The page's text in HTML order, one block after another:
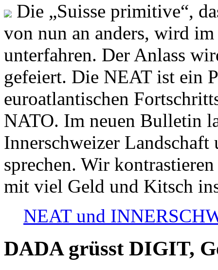
Die „Suisse primitive“,
von nun an anders, wird
unterfahren. Der Anlass
gefeiert. Die NEAT ist ein
euroatlantischen
NATO. Im neuen Bulletin
Innerschweizer
sprechen. Wir
mit viel Geld und Kitsch
NEAT und
DADA grüsst DIGIT,